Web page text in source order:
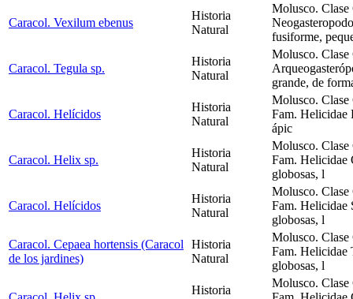
Caracol. Vexilum ebenus
Historia
Natural
Molusco. Clase
fusiforme,
Caracol. Tegula sp.
Historia
Natural
Molusco. Clase
grande, de
Caracol. Helícidos
Historia
Natural
Molusco. Clase
Fam. Helicidae
ápic
Caracol. Helix sp.
Historia
Natural
Molusco. Clase
Fam. Helicidae
globosas, l
Caracol. Helícidos
Historia
Natural
Molusco. Clase
Fam. Helicidae
globosas, l
Caracol. Cepaea hortensis (Caracol
de los jardines)
Historia
Natural
Molusco. Clase
Fam. Helicidae
globosas, l
Historia
Molusco. Clase